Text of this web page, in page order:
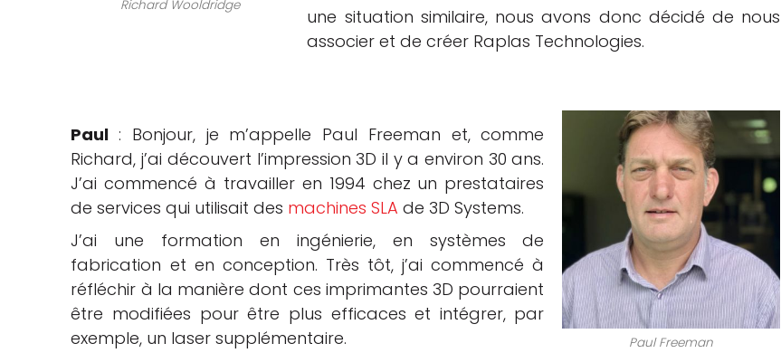
Richard Wooldridge
une situation similaire, nous avons donc décidé de nous
associer et de créer Raplas Technologies.
Paul Freeman
Paul: Bonjour, je m’appelle Paul Freeman et, comme
Richard, j’ai découvert l’impression 3D il y a environ 30 ans.
J’ai commencé à travailler en 1994 chez un prestataires
de services qui utilisait des machines SLA de 3D Systems.
J’ai une formation en ingénierie, en systèmes de
fabrication et en conception. Très tôt, j’ai commencé à
réfléchir à la manière dont ces imprimantes 3D pourraient
être modifiées pour être plus efficaces et intégrer, par
exemple, un laser supplémentaire.